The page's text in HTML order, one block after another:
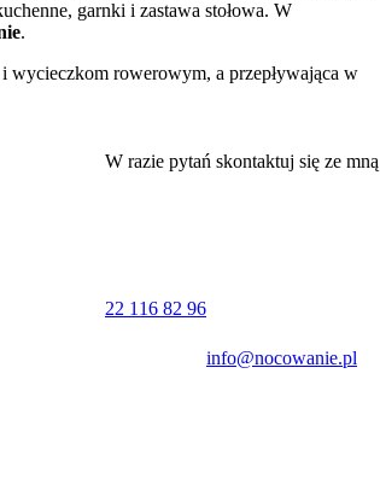
garnki i zastawa stołowa. W
.
wycieczkom rowerowym, a przepływająca w
znajdują się między innymi barokowa
W odległości do 30 km zlokalizowane są
W razie pytań skontaktuj się ze mną
22 116 82 96
info@nocowanie.pl